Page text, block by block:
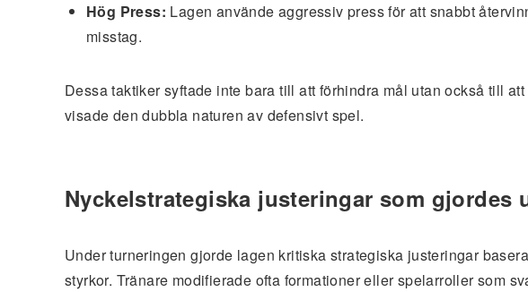
Hög Press: Lagen använde aggressiv press för att snabbt
misstag.
Dessa taktiker syftade inte bara till att förhindra mål utan också till
visade den dubbla naturen av defensivt spel.
Nyckelstrategiska justeringar som gjordes
Under turneringen gjorde lagen kritiska strategiska justeringar
styrkor. Tränare modifierade ofta formationer eller spelarroller som